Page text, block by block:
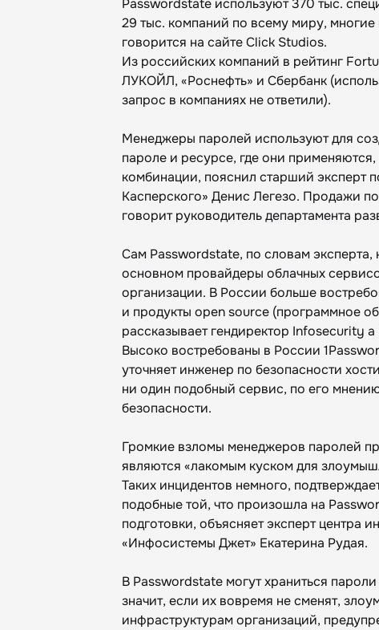
Passwordstate используют 370 тыс.
29 тыс. компаний по всему миру,
говорится на сайте Click Studios.
Из российских компаний в рейтинг
ЛУКОЙЛ, «Роснефть» и Сбербанк
запрос в компаниях не ответили).
Менеджеры паролей используют для
пароле и ресурсе, где они
комбинации, пояснил старший эксперт
Касперского» Денис Легезо. Продажи
говорит руководитель департамента
Сам Passwordstate, по словам
основном провайдеры облачных
организации. В России больше
и продукты open source (программное
рассказывает гендиректор Infosecurity
Высоко востребованы в России
уточняет инженер по безопасности
ни один подобный сервис, по его
безопасности.
Громкие взломы менеджеров паролей
являются «лакомым куском для
Таких инцидентов немного,
подобные той, что произошла на
подготовки, объясняет эксперт центра
«Инфосистемы Джет» Екатерина Рудая.
В Passwordstate могут храниться
значит, если их вовремя не сменят,
инфраструктурам организаций,